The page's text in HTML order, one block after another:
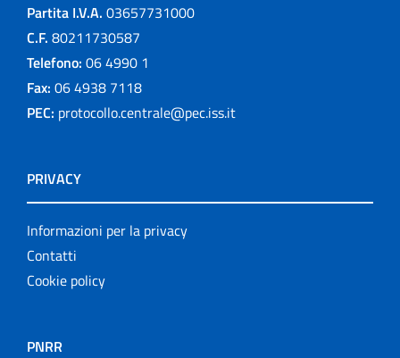
Partita I.V.A. 03657731000
C.F. 80211730587
Telefono: 06 4990 1
Fax: 06 4938 7118
PEC: protocollo.centrale@pec.iss.it
PRIVACY
Informazioni per la privacy
Contatti
Cookie policy
PNRR